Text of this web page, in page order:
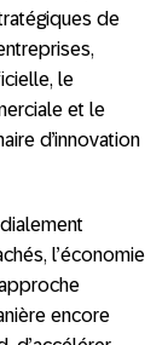
de
le
et le
d’innovation
l’économie
encore